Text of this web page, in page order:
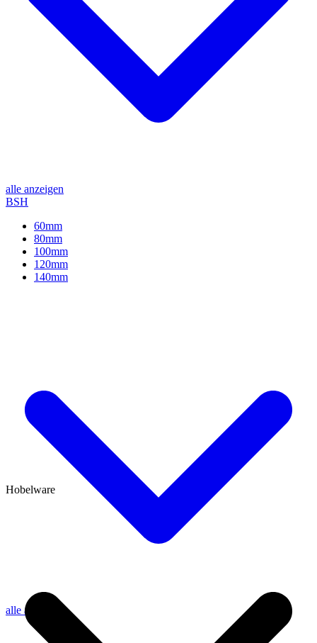
alle anzeigen
BSH
60mm
80mm
100mm
120mm
140mm
alle anzeigen
Hobelware